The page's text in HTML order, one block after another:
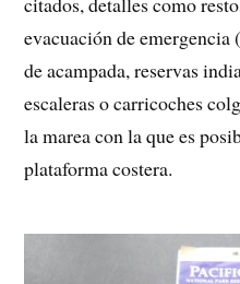
evacuación de
de acampada, reservas
escaleras o carricoches
la marea con la que es
plataforma costera.